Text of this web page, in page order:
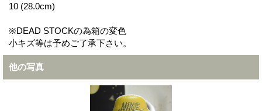
10 (28.0cm)
※DEAD STOCKの為箱の変色
小キズ等は予めご了承下さい。
他の写真